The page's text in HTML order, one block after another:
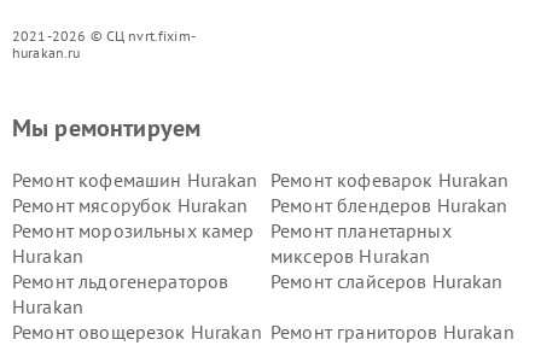
2021-2026 © СЦ nvrt.fixim-
hurakan.ru
Мы ремонтируем
Ремонт кофемашин Hurakan
Ремонт кофеварок Hurakan
Ремонт мясорубок Hurakan
Ремонт блендеров Hurakan
Ремонт морозильных камер
Hurakan
Ремонт планетарных
миксеров Hurakan
Ремонт льдогенераторов
Hurakan
Ремонт слайсеров Hurakan
Ремонт овощерезок Hurakan Ремонт граниторов Hurakan